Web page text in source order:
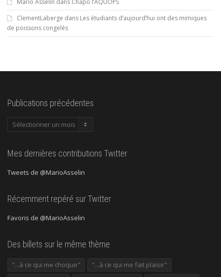
ClementLaberge dans Les étudiants d’aujourd’hui ont des mimiques
de poissons congelés
Publications précédentes
Publications
Mes dernières contributions Twitter
Tweets de @MarioAsselin
Récemment repéré sur Twitter
Favoris de @MarioAsselin
Des billets sur le même thème
"...à ce qui me choque"
"...à ce qui me fait plaisir"